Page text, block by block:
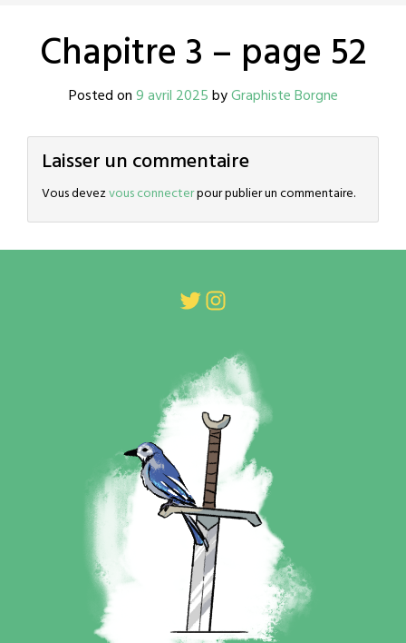
Chapitre 3 – page 52
Posted on9 avril 2025byGraphiste Borgne
Laisser un commentaire
Vous devezvous connecterpour publier un commentaire.
Twitter
Instagram